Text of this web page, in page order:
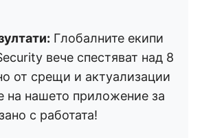
Глобалните екипи
вече спестяват над 8
от срещи и актуализации
на нашето приложение за
с работата!